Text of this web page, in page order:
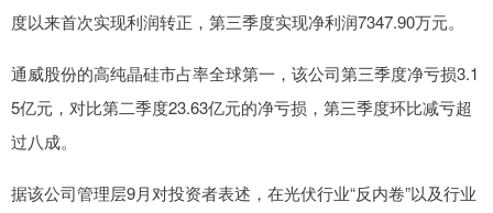
度以来首次实现利润转正，第三季度实现净利润7347.90万元。
通威股份的高纯晶硅市占率全球第一，该公司第三季度净亏损3.1
5亿元，对比第二季度23.63亿元的净亏损，第三季度环比减亏超
过八成。
据该公司管理层9月对投资者表述，在光伏行业“反内卷”以及行业